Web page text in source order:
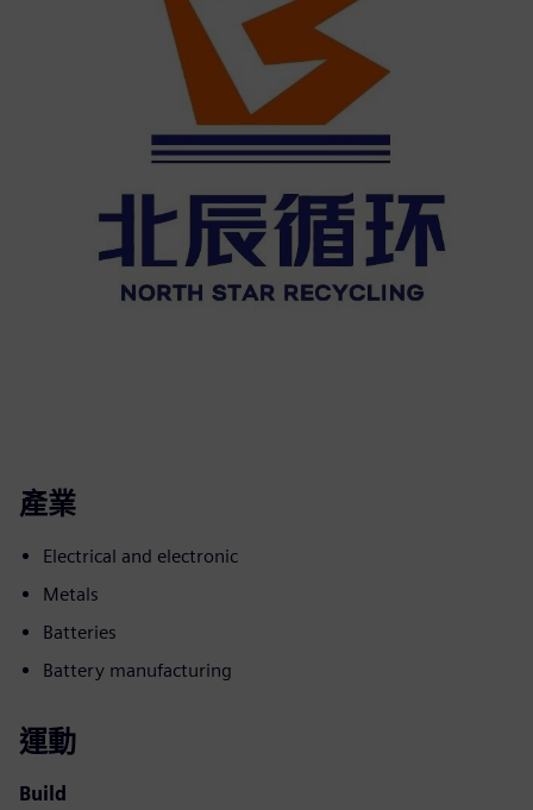
產業
Electrical and electronic
Metals
Batteries
Battery manufacturing
運動
Build